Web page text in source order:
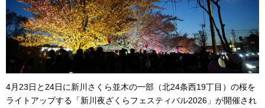
4月23日と24日に新川さくら並木の一部（北24条西19丁目）の桜を
ライトアップする「新川夜ざくらフェスティバル2026」が開催され